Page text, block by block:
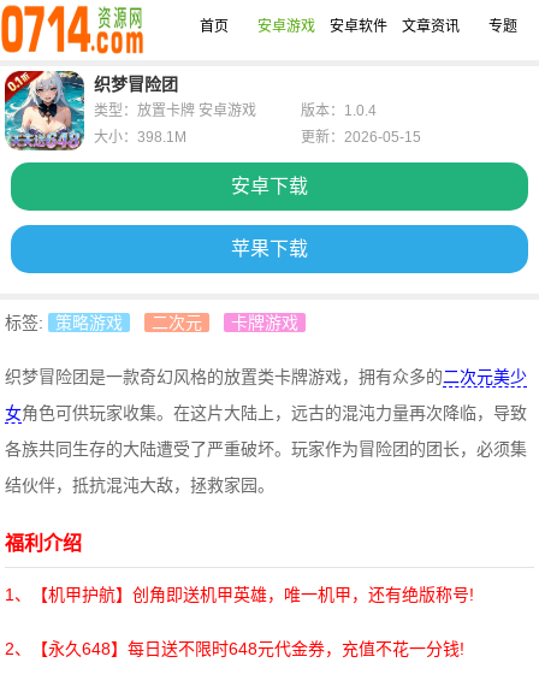
首页 安卓游戏 安卓软件 文章资讯 专题
织梦冒险团
安卓下载
苹果下载
类型：放置卡牌 安卓游戏
版本：1.0.4
大小：398.1M
更新：2026-05-15
标签: 策略游戏 二次元 卡牌游戏
织梦冒险团是一款奇幻风格的放置类卡牌游戏，拥有众多的二次元美少
女角色可供玩家收集。在这片大陆上，远古的混沌力量再次降临，导致
各族共同生存的大陆遭受了严重破坏。玩家作为冒险团的团长，必须集
结伙伴，抵抗混沌大敌，拯救家园。
福利介绍
1、【机甲护航】创角即送机甲英雄，唯一机甲，还有绝版称号!
2、【永久648】每日送不限时648元代金券，充值不花一分钱!